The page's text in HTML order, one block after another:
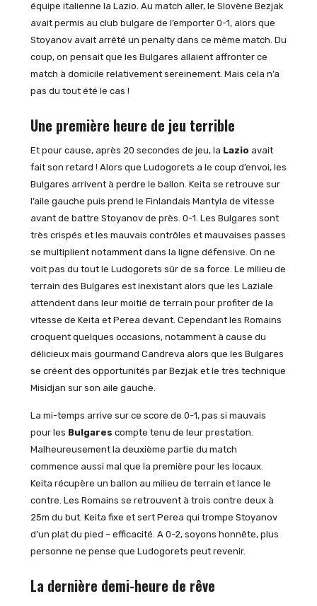
équipe italienne la Lazio. Au match aller, le Slovène Bezjak
avait permis au club bulgare de l’emporter 0-1, alors que
Stoyanov avait arrêté un penalty dans ce même match. Du
coup, on pensait que les Bulgares allaient affronter ce
match à domicile relativement sereinement. Mais cela n’a
pas du tout été le cas !
Une première heure de jeu terrible
Et pour cause, après 20 secondes de jeu, la Lazio avait
fait son retard ! Alors que Ludogorets a le coup d’envoi, les
Bulgares arrivent à perdre le ballon. Keita se retrouve sur
l’aile gauche puis prend le Finlandais Mantyla de vitesse
avant de battre Stoyanov de près. 0-1. Les Bulgares sont
très crispés et les mauvais contrôles et mauvaises passes
se multiplient notamment dans la ligne défensive. On ne
voit pas du tout le Ludogorets sûr de sa force. Le milieu de
terrain des Bulgares est inexistant alors que les Laziale
attendent dans leur moitié de terrain pour profiter de la
vitesse de Keita et Perea devant. Cependant les Romains
croquent quelques occasions, notamment à cause du
délicieux mais gourmand Candreva alors que les Bulgares
se créent des opportunités par Bezjak et le très technique
Misidjan sur son aile gauche.
La mi-temps arrive sur ce score de 0-1, pas si mauvais
pour les Bulgares compte tenu de leur prestation.
Malheureusement la deuxième partie du match
commence aussi mal que la première pour les locaux.
Keita récupère un ballon au milieu de terrain et lance le
contre. Les Romains se retrouvent à trois contre deux à
25m du but. Keita fixe et sert Perea qui trompe Stoyanov
d’un plat du pied – efficacité. A 0-2, soyons honnête, plus
personne ne pense que Ludogorets peut revenir.
La dernière demi-heure de rêve